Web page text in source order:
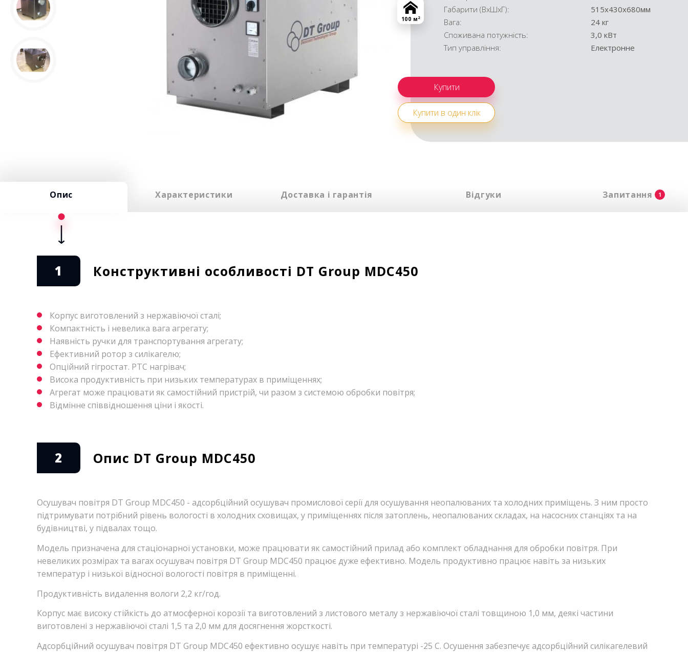
100 м 2
Габарити (ВхШхГ):
515x430x680мм
Вага:
24 кг
Споживана потужність:
3,0 кВт
Тип управління:
Електронне
Купити в один клік
Опис Характеристики Доставка і гарантія Відгуки Запитання 1
1 Конструктивні особливості DT Group MDC450
Корпус виготовлений з нержавіючої сталі;
Компактність і невелика вага агрегату;
Наявність ручки для транспортування агрегату;
Ефективний ротор з силікагелю;
Опційний гігростат. PTC нагрівач;
Висока продуктивність при низьких температурах в приміщеннях;
Агрегат може працювати як самостійний пристрій, чи разом з системою обробки повітря;
Відмінне співвідношення ціни і якості.
2 Опис DT Group MDC450
Осушувач повітря DT Group MDC450 - адсорбційний осушувач промислової серії для осушування неопалюваних та холодних приміщень. З ним просто
підтримувати потрібний рівень вологості в холодних сховищах, у приміщеннях після затоплень, неопалюваних складах, на насосних станціях та на
будівництві, у підвалах тощо.
Модель призначена для стаціонарної установки, може працювати як самостійний прилад або комплект обладнання для обробки повітря. При
невеликих розмірах та вагах осушувач повітря DT Group MDC450 працює дуже ефективно. Модель продуктивно працює навіть за низьких
температур і низької відносної вологості повітря в приміщенні.
Продуктивність видалення вологи 2,2 кг/год.
Корпус має високу стійкість до атмосферної корозії та виготовлений з листового металу з нержавіючої сталі товщиною 1,0 мм, деякі частини
виготовлені з нержавіючої сталі 1,5 та 2,0 мм для досягнення жорсткості.
Адсорбційний осушувач повітря DT Group MDC450 ефективно осушує навіть при температурі -25 С. Осушення забезпечує адсорбційний силікагелевий